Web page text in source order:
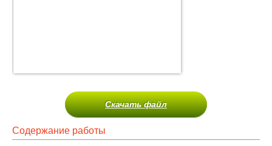
Скачать файл
Содержание работы